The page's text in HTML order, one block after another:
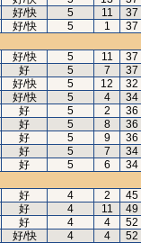
好/快 5 11
37
好/快 5 1
37
好/快 5 11
37
好 5 7
37
好/快 5 12
32
好/快 5 4
34
好 5 2
36
好 5 8
36
好 5 9
36
好 5 7
34
好 5 6
34
好 4 2
45
好 4 11
49
好 4 4
52
好/快 4 4 52